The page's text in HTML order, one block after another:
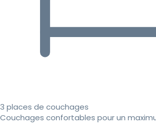
3 places de couchages
Couchages confortables pour un